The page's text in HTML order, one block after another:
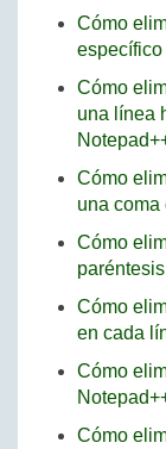
Cómo
Cómo
una línea
Cómo
una coma
Cómo
Cómo
en cada
Cómo
Cómo